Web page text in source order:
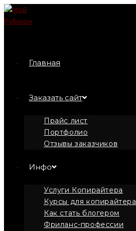
Перейти
к
Главная
Заказать сайт
Прайс лист
Портфолио
Отзывы заказчиков
Инфо
Услуги Копирайтера
Курсы для копирайтера
Как стать блогером
Фриланс-профессии